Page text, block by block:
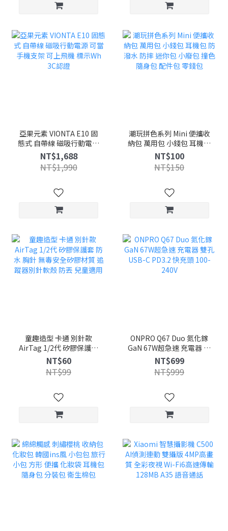
亞果元素 VIONTA E10 固
態式 自帶線 磁吸行動電源
可當手機支架 可上飛機 標
示Wh 3C認證
NT$1,688
NT$1,990
潮玩拼色系列 Mini 便攜收
納包 萬用包 小錢包 耳機包
防潑水 防摔 迷你包 小廢包
撞色 隨身包 配件包 零錢包
NT$100
NT$150
童趣造型 卡通 別針款
AirTag 1/2代 矽膠保護套
防水 胸針 無毒安全矽膠材
質 追蹤器別針軟殼 防丟 兒
童適用
NT$60
NT$99
ONPRO Q67 Duo 氮化鎵
GaN 67W超急速 充電器 雙
孔 USB-C PD3.2 快充頭
100-240V
NT$699
NT$999